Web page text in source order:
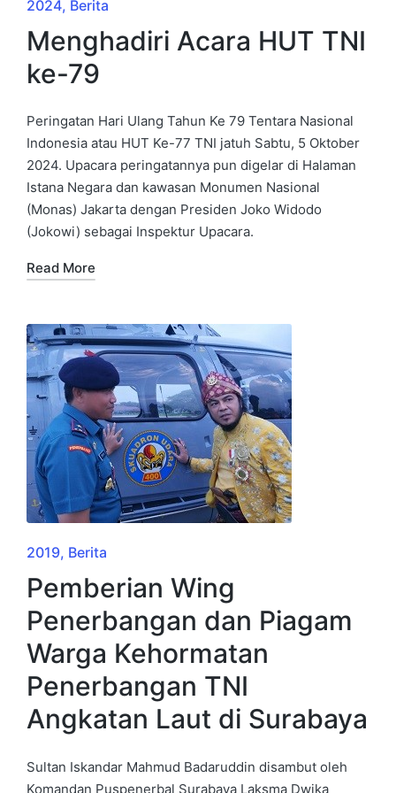
2024 Berita
Menghadiri Acara HUT TNI
ke-79
Peringatan Hari Ulang Tahun Ke 79 Tentara Nasional
Indonesia atau HUT Ke-77 TNI jatuh Sabtu, 5 Oktober
2024. Upacara peringatannya pun digelar di Halaman
Istana Negara dan kawasan Monumen Nasional
(Monas) Jakarta dengan Presiden Joko Widodo
(Jokowi) sebagai Inspektur Upacara.
Read More
2019 Berita
Pemberian Wing
Penerbangan dan Piagam
Warga Kehormatan
Penerbangan TNI
Angkatan Laut di Surabaya
Sultan Iskandar Mahmud Badaruddin disambut oleh
Komandan Puspenerbal Surabaya Laksma Dwika